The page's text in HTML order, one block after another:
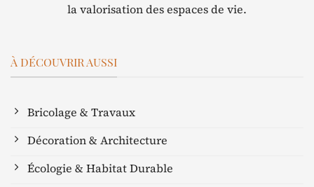
la valorisation des espaces de vie.
À DÉCOUVRIR AUSSI
Bricolage & Travaux
Décoration & Architecture
Écologie & Habitat Durable